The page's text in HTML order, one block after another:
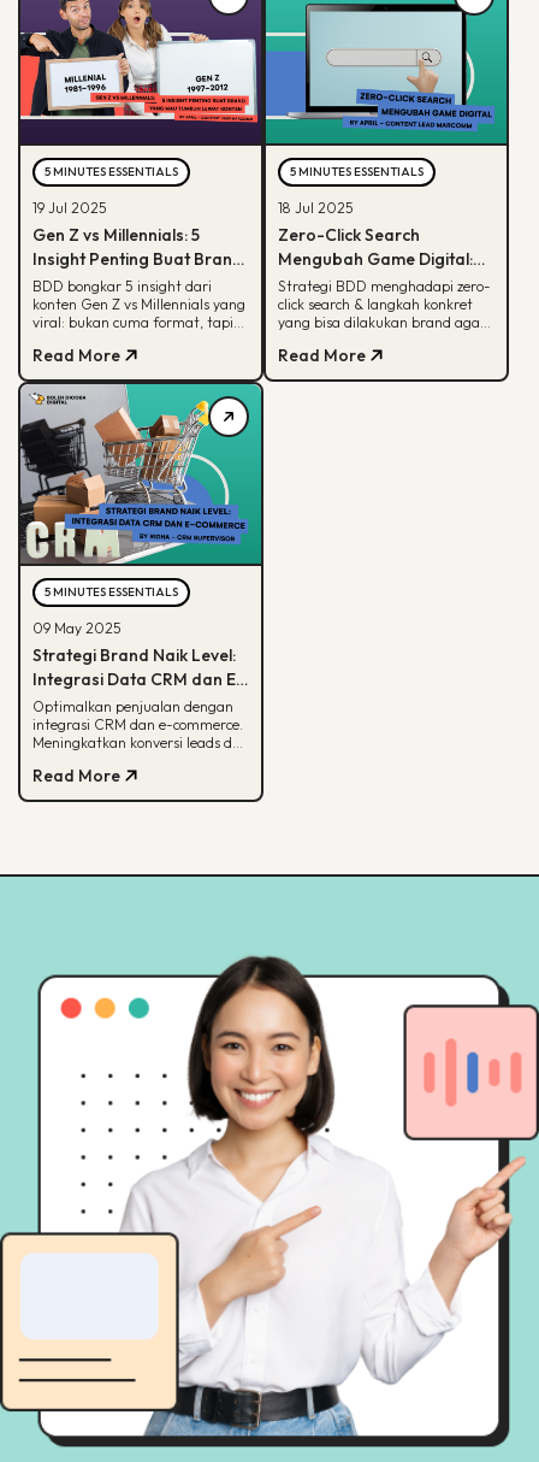
5 MINUTES ESSENTIALS
19 Jul 2025
Gen Z vs Millennials: 5
Insight Penting Buat Brand
yang Mau Tumbuh Lewat
Konten
BDD bongkar 5 insight dari
konten Gen Z vs Millennials yang
viral: bukan cuma format, tapi
Read More
5 MINUTES ESSENTIALS
18 Jul 2025
Zero-Click Search
Mengubah Game Digital:
Begini Strategi BDD & Apa
yang Bisa Dilakukan Brand
Strategi BDD menghadapi zero-
click search & langkah konkret
yang bisa dilakukan brand agar
Google
Read More
5 MINUTES ESSENTIALS
09 May 2025
Strategi Brand Naik Level:
Integrasi Data CRM dan E-
commerce
Optimalkan penjualan dengan
integrasi CRM dan e-commerce.
Meningkatkan konversi leads dan
terarah
Read More